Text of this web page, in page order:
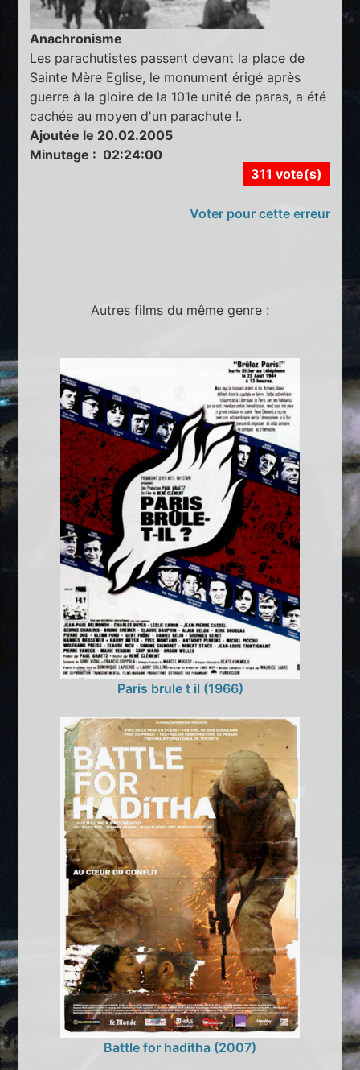
Anachronisme
Les parachutistes passent devant la place de
Sainte Mère Eglise, le monument érigé après
guerre à la gloire de la 101e unité de paras, a été
cachée au moyen d'un parachute !.
Ajoutée le 20.02.2005
Minutage : 02:24:00
311 vote(s)
Voter pour cette erreur
Autres films du même genre :
Paris brule t il (1966)
Battle for haditha (2007)